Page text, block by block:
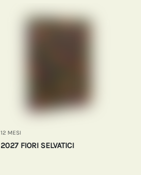
12 MESI
2027 FIORI SELVATICI